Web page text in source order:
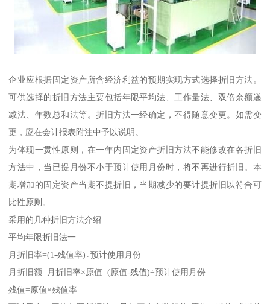
企业应根据固定资产所含经济利益的预期实现方式选择折旧方法。
可供选择的折旧方法主要包括年限平均法、工作量法、双倍余额递
减法、年数总和法等。折旧方法一经确定，不得随意变更。如需变
更，应在会计报表附注中予以说明。
为体现一贯性原则，在一年内固定资产折旧方法不能修改在各折旧
方法中，当已提月份不小于预计使用月份时，将不再进行折旧。本
期增加的固定资产当期不提折旧，当期减少的要计提折旧以符合可
比性原则。
采用的几种折旧方法介绍
平均年限折旧法一
月折旧率=(1-残值率)÷预计使用月份
月折旧额=月折旧率×原值=(原值-残值)÷预计使用月份
残值=原值×残值率